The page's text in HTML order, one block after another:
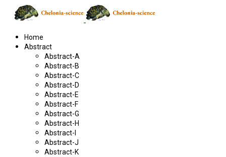
Home
Abstract
Abstract-A
Abstract-B
Abstract-C
Abstract-D
Abstract-E
Abstract-F
Abstract-G
Abstract-H
Abstract-I
Abstract-J
Abstract-K